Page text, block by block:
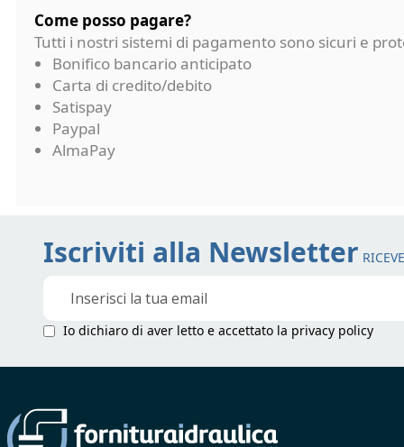
Come posso pagare?
Tutti i nostri sistemi di pagamento sono sicuri e
Bonifico bancario anticipato
Carta di credito/debito
Satispay
Paypal
AlmaPay
Iscriviti alla Newsletter
Newsletter:
Io dichiaro di aver letto e accettato la privacy policy